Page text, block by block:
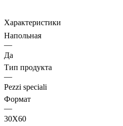
Характеристики
Напольная
—
Да
Тип продукта
—
Pezzi speciali
Формат
—
30X60